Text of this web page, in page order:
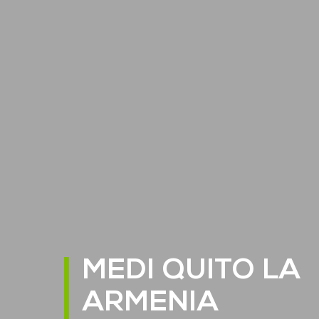
MEDI QUITO LA
ARMENIA